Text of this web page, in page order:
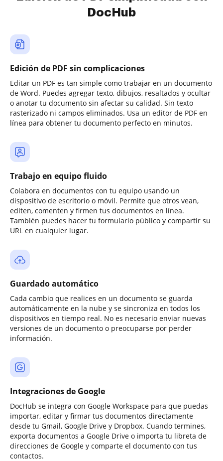
DocHub
Edición de PDF sin complicaciones
Editar un PDF es tan simple como trabajar en un documento
de Word. Puedes agregar texto, dibujos, resaltados y ocultar
o anotar tu documento sin afectar su calidad. Sin texto
rasterizado ni campos eliminados. Usa un editor de PDF en
línea para obtener tu documento perfecto en minutos.
Trabajo en equipo fluido
Colabora en documentos con tu equipo usando un
dispositivo de escritorio o móvil. Permite que otros vean,
editen, comenten y firmen tus documentos en línea.
También puedes hacer tu formulario público y compartir su
URL en cualquier lugar.
Guardado automático
Cada cambio que realices en un documento se guarda
automáticamente en la nube y se sincroniza en todos los
dispositivos en tiempo real. No es necesario enviar nuevas
versiones de un documento o preocuparse por perder
información.
Integraciones de Google
DocHub se integra con Google Workspace para que puedas
importar, editar y firmar tus documentos directamente
desde tu Gmail, Google Drive y Dropbox. Cuando termines,
exporta documentos a Google Drive o importa tu libreta de
direcciones de Google y comparte el documento con tus
contactos.